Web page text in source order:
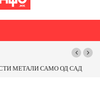
на улицата „5-